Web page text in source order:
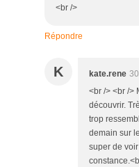
<br />
Répondre
K kate.rene
<br /> <br />
découvrir.
trop
demain sur
super de